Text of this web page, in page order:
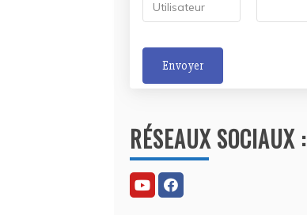
Envoyer
t
e
r
n
RÉSEAUX SOCIAUX :